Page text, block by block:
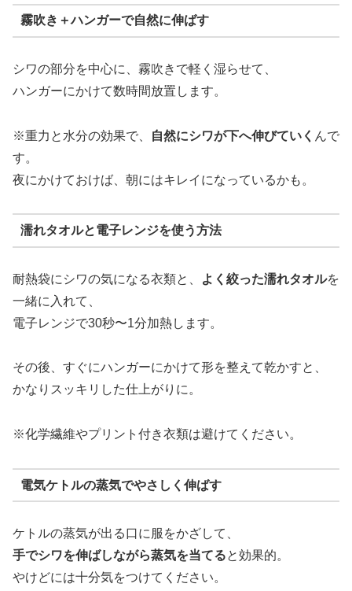
霧吹き＋ハンガーで自然に伸ばす
シワの部分を中心に、霧吹きで軽く湿らせて、
ハンガーにかけて数時間放置します。
※重力と水分の効果で、 自然にシワが下へ伸びていく んで
す。
夜にかけておけば、朝にはキレイになっているかも。
濡れタオルと電子レンジを使う方法
耐熱袋にシワの気になる衣類と、 よく絞った濡れタオルを
一緒に入れて、
電子レンジで30秒〜1分加熱します。
その後、すぐにハンガーにかけて形を整えて乾かすと、
かなりスッキリした仕上がりに。
※化学繊維やプリント付き衣類は避けてください。
電気ケトルの蒸気でやさしく伸ばす
ケトルの蒸気が出る口に服をかざして、
手でシワを伸ばしながら蒸気を当てると効果的。
やけどには十分気をつけてください。